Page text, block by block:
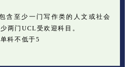
含至少一门写作类的人文或社会
两门UCL受欢迎科目。
科不低于5